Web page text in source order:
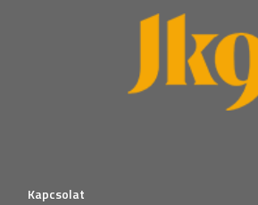
Kapcsolat